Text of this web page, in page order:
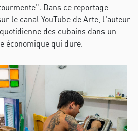
Dans ce reportage
le canal YouTube de Arte, l'auteur
des cubains dans un
économique qui dure.